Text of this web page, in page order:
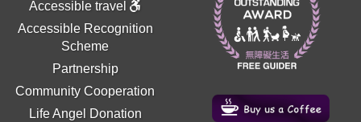
Accessible travel
Accessible Recognition
Scheme
Partnership
Community Cooperation
Life Angel Donation